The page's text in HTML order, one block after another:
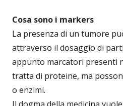
Cosa sono i markers
La presenza di un tumore
attraverso il dosaggio di
appunto marcatori presenti
tratta di proteine, ma
o enzimi.